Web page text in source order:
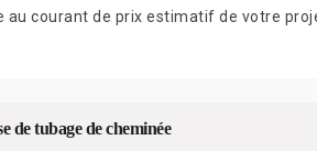
au courant de prix estimatif de votre
de tubage de cheminée